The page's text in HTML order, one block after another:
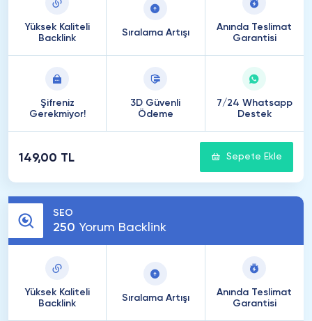
Yüksek Kaliteli
Backlink
Sıralama Artışı
Anında Teslimat
Garantisi
Şifreniz
Gerekmiyor!
3D Güvenli
Ödeme
7/24 Whatsapp
Destek
149,00 TL Sepete Ekle
SEO
250 Yorum Backlink
Yüksek Kaliteli
Backlink
Sıralama Artışı
Anında Teslimat
Garantisi